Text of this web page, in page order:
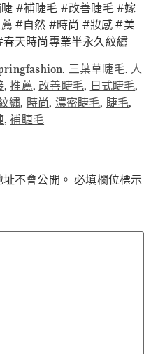
#補睫毛 #改善睫毛 #嫁
#自然 #時尚 #妝感 #美
天時尚專業半永久紋繡
, 三葉草睫毛, 人
,推薦, 改善睫毛, 日式睫毛,
繡, 時尚, 濃密睫毛, 睫毛,
,補睫毛
不會公開。 必填欄位標示